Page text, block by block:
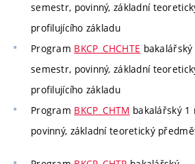
semestr, povinný, základní
profilujícího základu
Program BKCP_CHCHTE
semestr, povinný, základní
profilujícího základu
Program BKCP_CHTM bakalářský 1
povinný, základní teoretický